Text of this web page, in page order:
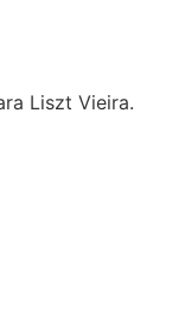
Liszt Vieira.